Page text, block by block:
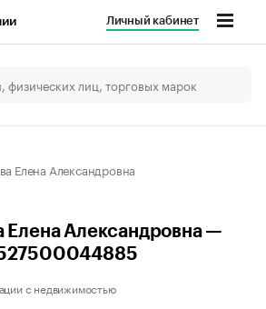
Личный кабинет
Елена Александровна
Елена Александровна —
с недвижимостью